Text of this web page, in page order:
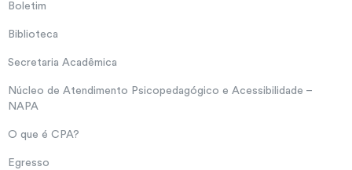
Boletim
Biblioteca
Secretaria Acadêmica
Núcleo de Atendimento Psicopedagógico e Acessibilidade –
NAPA
O que é CPA?
Egresso